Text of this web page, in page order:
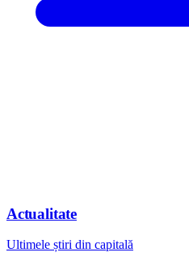
Actualitate
Ultimele știri din capitală